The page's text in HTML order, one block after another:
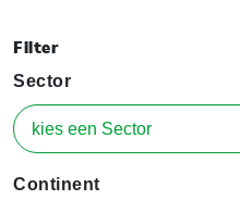
Filter
Sector
Continent